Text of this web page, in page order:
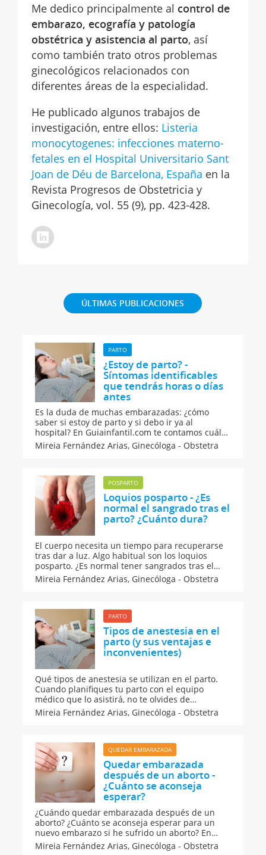
Me dedico principalmente al control de
embarazo, ecografía y patología
obstétrica y asistencia al parto, así
como también trato otros problemas
ginecológicos relacionados con
diferentes áreas de la especialidad.
He publicado algunos trabajos de
investigación, entre ellos: Listeria
monocytogenes: infecciones materno-
fetales en el Hospital Universitario Sant
Joan de Déu de Barcelona, España en la
Revista Progresos de Obstetricia y
Ginecología, vol. 55 (9), pp. 423-428.
ÚLTIMAS PUBLICACIONES
PARTO
¿Estoy de parto? -
Síntomas identificables
que tendrás horas o días
antes
Es la duda de muchas embarazadas: ¿cómo
saber si estoy de parto y si debo ir ya al
hospital? En Guiainfantil.com te contamos cuáles
son los síntomas identificables que tendrás
horas o días antes de ponerte de parto. Estas
camino.
Mireia Fernández Arias, Ginecóloga - Obstetra
POSPARTO
Loquios posparto - ¿Es
normal el sangrado tras el
parto? ¿Cuánto dura?
El cuerpo necesita un tiempo para recuperarse
tras dar a luz. Algo habitual son los loquios
posparto. ¿Es normal tener sangrados tras el
parto? En Guiainfantil.com hablamos sobre los
tipos de loquios y su duración y te damos
después del parto. ¡Atenta!
Mireia Fernández Arias, Ginecóloga - Obstetra
PARTO
Tipos de anestesia en el
parto (y sus ventajas e
inconvenientes)
Qué tipos de anestesia se utilizan en el parto.
Cuando planifiques tu parto con el equipo
médico que lo asistirá, no te olvides de
determinar qué tipo de fármaco o calmante
deseas para no sentir dolor en el parto. Los
analgesia en el parto: local, epidural, walking
epidural, general...
Mireia Fernández Arias, Ginecóloga - Obstetra
QUEDAR EMBARAZADA
Quedar embarazada
después de un aborto -
¿Cuánto se aconseja
esperar?
¿Cuándo quedar embarazada después de un
aborto? ¿Cuánto se aconseja esperar para un
nuevo embarazo si he sufrido un aborto? En
Guiainfantil.com te explicamos las causas más
frecuentes de aborto y las posibilidades de que
Mireia Fernández Arias, Ginecóloga - Obstetra